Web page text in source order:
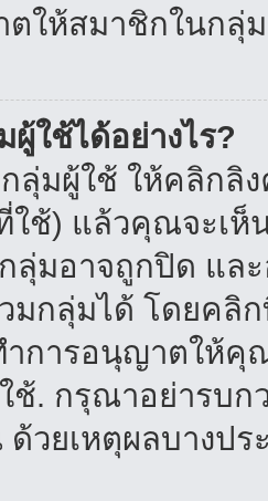
ให้สมาชิกในกลุ่ม
ผู้ใช้ได้อย่างไร?
ลุ่มผู้ใช้ ให้คลิก
ใช้) แล้วคุณจะเห็
ลุ่มอาจถูกปิด แ
มกลุ่มได้ โดยคลิ
การอนุญาตให้คุ
ช้. กรุณาอย่ารบก
วยเหตุผลบางปร